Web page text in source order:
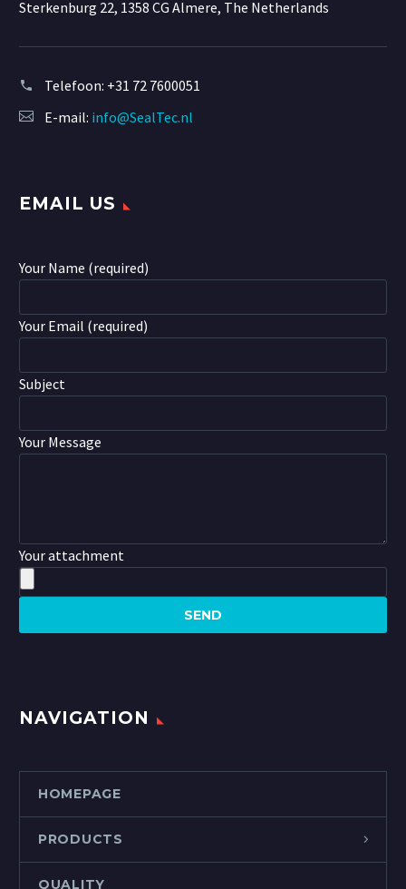
Sterkenburg 22, 1358 CG Almere, The Netherlands
Telefoon: +31 72 7600051
E-mail: info@SealTec.nl
EMAIL US
Your Name (required)
Your Email (required)
Subject
Your Message
Your attachment
NAVIGATION
HOMEPAGE
PRODUCTS
QUALITY